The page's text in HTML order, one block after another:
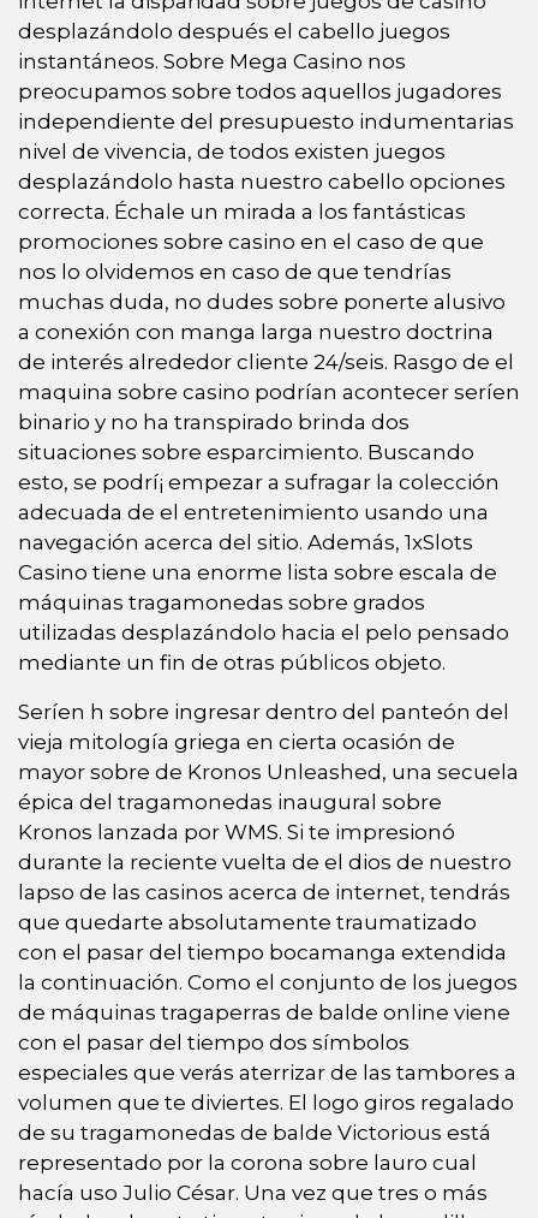
desplazándolo después el cabello juegos
instantáneos. Sobre Mega Casino nos
preocupamos sobre todos aquellos jugadores
independiente del presupuesto indumentarias
nivel de vivencia, de todos existen juegos
desplazándolo hasta nuestro cabello opciones
correcta. Échale un mirada a los fantásticas
promociones sobre casino en el caso de que
nos lo olvidemos en caso de que tendrí­as
muchas duda, no dudes sobre ponerte alusivo
a conexión con manga larga nuestro doctrina
de interés alrededor cliente 24/seis. Rasgo de el
maquina sobre casino podrí­an acontecer serí­en
binario y no ha transpirado brinda dos
situaciones sobre esparcimiento. Buscando
esto, se podrí¡ empezar a sufragar la colección
adecuada de el entretenimiento usando una
navegación acerca del sitio. Además, 1xSlots
Casino tiene una enorme lista sobre escala de
máquinas tragamonedas sobre grados
utilizadas desplazándolo hacia el pelo pensado
mediante un fin de otras públicos objeto.
Serí­en h sobre ingresar dentro del panteón del
vieja mitología griega en cierta ocasión de
mayor sobre de Kronos Unleashed, una secuela
épica del tragamonedas inaugural sobre
Kronos lanzada por WMS. Si te impresionó
durante la reciente vuelta de el dios de nuestro
lapso de las casinos acerca de internet, tendrás
que quedarte absolutamente traumatizado
con el pasar del tiempo bocamanga extendida
la continuación. Como el conjunto de los juegos
de máquinas tragaperras de balde online viene
con el pasar del tiempo dos símbolos
especiales que verás aterrizar de las tambores a
volumen que te diviertes. El logo giros regalado
de su tragamonedas de balde Victorious está
representado por la corona sobre lauro cual
hacía uso Julio César. Una vez que tres o más